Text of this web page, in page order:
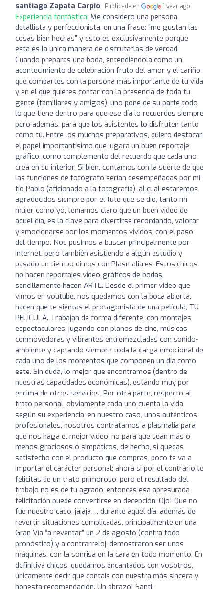
santiago Zapata Carpio Publicada en 1 year ago
Experiencia fantástica: Me considero una persona
detallista y perfeccionista, en una frase: "me gustan las
cosas bien hechas" y esto es exclusivamente porque
esta es la única manera de disfrutarlas de verdad.
Cuando preparas una boda, entendiéndola como un
acontecimiento de celebración fruto del amor y el cariño
que compartes con la persona más importante de tu vida
y en el que quieres contar con la presencia de toda tu
gente (familiares y amigos), uno pone de su parte todo
lo que tiene dentro para que ese día lo recuerdes siempre
pero además, para que los asistentes lo disfruten tanto
como tú. Entre los muchos preparativos, quiero destacar
el papel importantísimo que jugará un buen reportaje
gráfico, como complemento del recuerdo que cada uno
crea en su interior. Si bien, contamos con la suerte de que
las funciones de fotógrafo serían desempeñadas por mi
tío Pablo (aficionado a la fotografía), al cual estaremos
agradecidos siempre por el tute que se dio, tanto mi
mujer como yo, teníamos claro que un buen video de
aquel día, es la clave para divertirse recordando, valorar
y emocionarse por los momentos vividos, con el paso
del tiempo. Nos pusimos a buscar principalmente por
internet, pero también asistiendo a algún estudio y
pasado un tiempo dimos con Plasmalia.es. Estos chicos
no hacen reportajes video-gráficos de bodas,
sencillamente hacen ARTE. Desde el primer video que
vimos en youtube, nos quedamos con la boca abierta,
hacen que te sientas el protagonista de una película, TU
PELICULA. Trabajan de forma diferente, con montajes
espectaculares, jugando con planos de cine, músicas
conmovedoras y vibrantes entremezcladas con sonido-
ambiente y captando siempre toda la carga emocional de
cada uno de los momentos que componen un día como
este. Sin duda, lo mejor que encontramos (dentro de
nuestras capacidades económicas), estando muy por
encima de otros servicios. Por otra parte, respecto al
trato personal, obviamente cada uno cuenta la vida
según su experiencia, en nuestro caso, unos auténticos
profesionales, nosotros contratamos a plasmalia para
que nos haga el mejor video, no para que sean más o
menos graciosos ó simpáticos, de hecho, si quedas
satisfecho con el producto que compras, poco te va a
importar el carácter personal; ahora si por el contrario te
felicitas de un trato primoroso, pero el resultado del
trabajo no es de tu agrado, entonces esa apresurada
felicitación puede convertirse en decepción. Ojo! Que no
fue nuestro caso, jajaja…, durante aquel día, además de
revertir situaciones complicadas, principalmente en una
Gran Vía “a reventar” un 2 de agosto (contra todo
pronóstico) y a contrarreloj, demostraron ser unos
máquinas, con la sonrisa en la cara en todo momento. En
definitiva chicos, quedamos encantados con vosotros,
únicamente decir que contáis con nuestra más sincera y
honesta recomendación. Un abrazo! Santi.